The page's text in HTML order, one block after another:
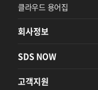
클라우드 용어집
회사정보
SDS NOW
고객지원